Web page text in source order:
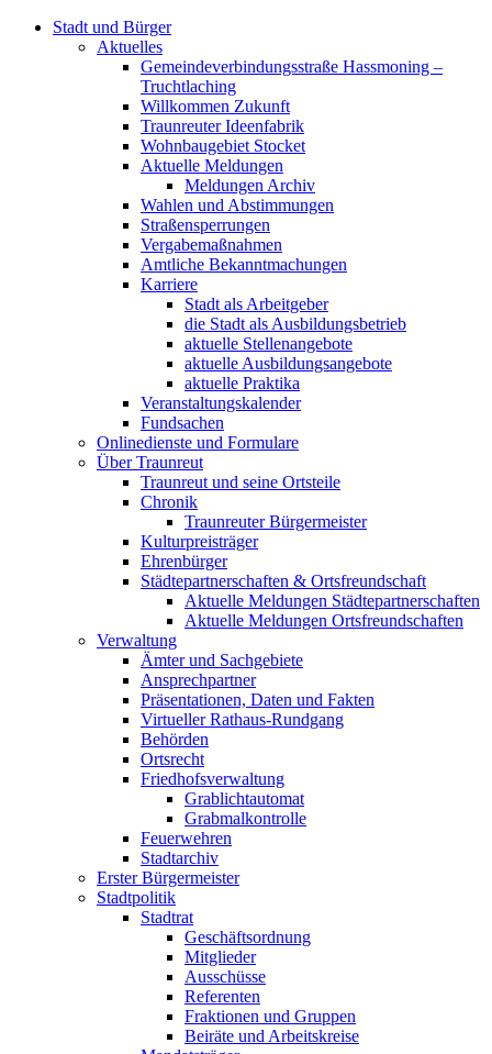
Stadt und Bürger
Aktuelles
Gemeindeverbindungsstraße Hassmoning –
Truchtlaching
Willkommen Zukunft
Traunreuter Ideenfabrik
Wohnbaugebiet Stocket
Aktuelle Meldungen
Meldungen Archiv
Wahlen und Abstimmungen
Straßensperrungen
Vergabemaßnahmen
Amtliche Bekanntmachungen
Karriere
Stadt als Arbeitgeber
die Stadt als Ausbildungsbetrieb
aktuelle Stellenangebote
aktuelle Ausbildungsangebote
aktuelle Praktika
Veranstaltungskalender
Fundsachen
Onlinedienste und Formulare
Über Traunreut
Traunreut und seine Ortsteile
Chronik
Traunreuter Bürgermeister
Kulturpreisträger
Ehrenbürger
Städtepartnerschaften & Ortsfreundschaft
Aktuelle Meldungen Städtepartnerschaften
Aktuelle Meldungen Ortsfreundschaften
Verwaltung
Ämter und Sachgebiete
Ansprechpartner
Präsentationen, Daten und Fakten
Virtueller Rathaus-Rundgang
Behörden
Ortsrecht
Friedhofsverwaltung
Grablichtautomat
Grabmalkontrolle
Feuerwehren
Stadtarchiv
Erster Bürgermeister
Stadtpolitik
Stadtrat
Geschäftsordnung
Mitglieder
Ausschüsse
Referenten
Fraktionen und Gruppen
Beiräte und Arbeitskreise